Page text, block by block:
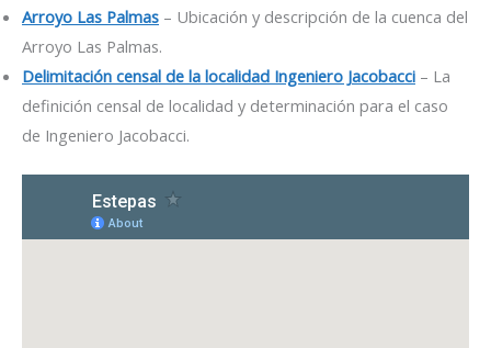
Arroyo Las Palmas – Ubicación y descripción de la cuenca del
Arroyo Las Palmas.
Delimitación censal de la localidad Ingeniero Jacobacci – La
definición censal de localidad y determinación para el caso
de Ingeniero Jacobacci.